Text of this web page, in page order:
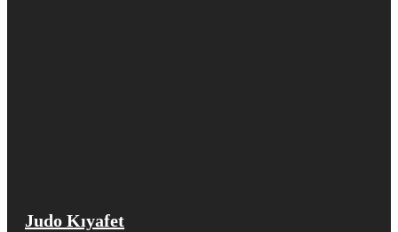
Judo Kıyafet